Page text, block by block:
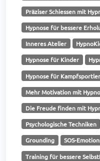
Präziser Schiessen mit
Hypnose für bessere
Inneres Atelier
Hypnose für Kinder
Hypnose für Kampfsportler
Mehr Motivation mit
Die Freude finden mit
Psychologische Techniken
Grounding SOS-
Training für bessere